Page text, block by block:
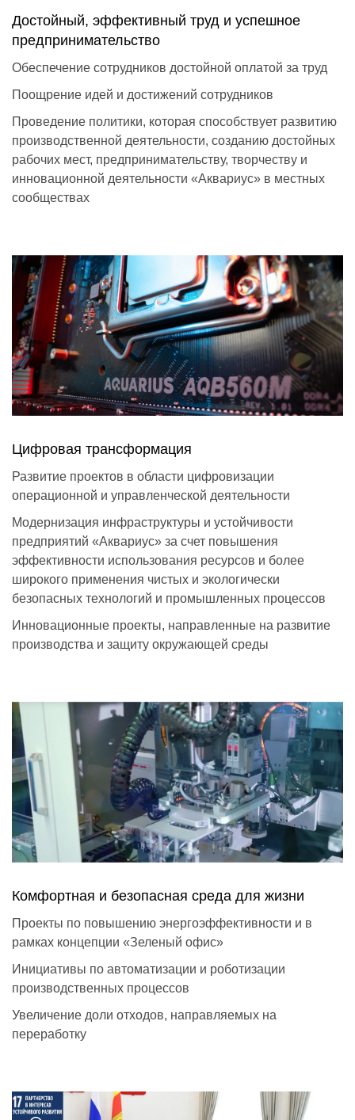
Достойный, эффективный труд и успешное
предпринимательство
Обеспечение сотрудников достойной оплатой за труд
Поощрение идей и достижений сотрудников
Проведение политики, которая способствует развитию
производственной деятельности, созданию достойных
рабочих мест, предпринимательству, творчеству и
инновационной деятельности «Аквариус» в местных
сообществах
Цифровая трансформация
Развитие проектов в области цифровизации
операционной и управленческой деятельности
Модернизация инфраструктуры и устойчивости
предприятий «Аквариус» за счет повышения
эффективности использования ресурсов и более
широкого применения чистых и экологически
безопасных технологий и промышленных процессов
Инновационные проекты, направленные на развитие
производства и защиту окружающей среды
Комфортная и безопасная среда для жизни
Проекты по повышению энергоэффективности и в
рамках концепции «Зеленый офис»
Инициативы по автоматизации и роботизации
производственных процессов
Увеличение доли отходов, направляемых на
переработку